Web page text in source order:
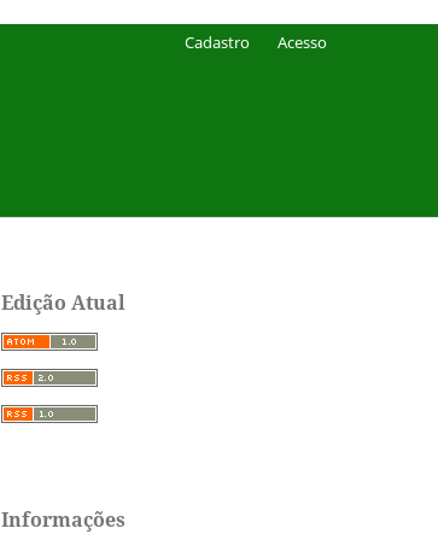
Cadastro Acesso
Edição Atual
Informações